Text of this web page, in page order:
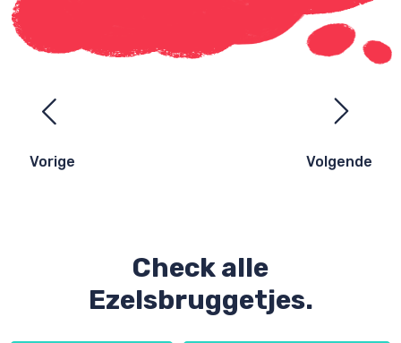
Ezelsbruggetjes
navigatie
Vorige Volgende
Check alle
Ezelsbruggetjes.